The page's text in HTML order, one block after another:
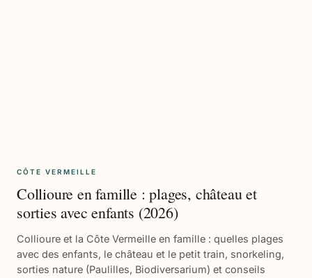
CÔTE VERMEILLE
Collioure en famille : plages, château et
sorties avec enfants (2026)
Collioure et la Côte Vermeille en famille : quelles plages
avec des enfants, le château et le petit train, snorkeling,
sorties nature (Paulilles, Biodiversarium) et conseils